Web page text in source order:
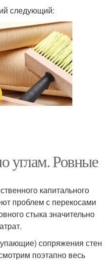
следующий:
углам. Ровные
капитального
проблем с перекосами
стыка значительно
сопряжения стен
поэтапно весь